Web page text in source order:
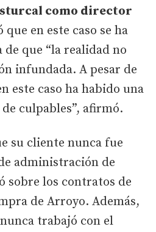
como director
que en este caso se ha
que “la realidad no
infundada. A pesar de
este caso ha habido una
culpables”, afirmó.
su cliente nunca fue
administración de
sobre los contratos de
de Arroyo. Además,
trabajó con el